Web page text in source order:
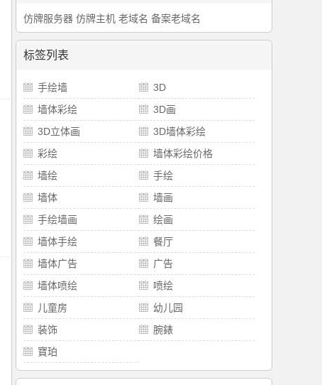
仿牌服务器 仿牌主机 老域名 备案老域名
标签列表
手绘墙
3D
墙体彩绘
3D画
3D立体画
3D墙体彩绘
彩绘
墙体彩绘价格
墙绘
手绘
墙体
墙画
手绘墙画
绘画
墙体手绘
餐厅
墙体广告
广告
墙体喷绘
喷绘
儿童房
幼儿园
装饰
腕錶
寶珀